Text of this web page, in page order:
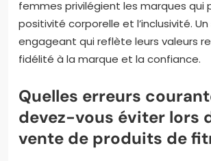
femmes privilégient les marques qui
positivité corporelle et l’inclusivité.
engageant qui reflète leurs valeurs
fidélité à la marque et la confiance.
Quelles erreurs
devez-vous éviter lors
vente de produits de